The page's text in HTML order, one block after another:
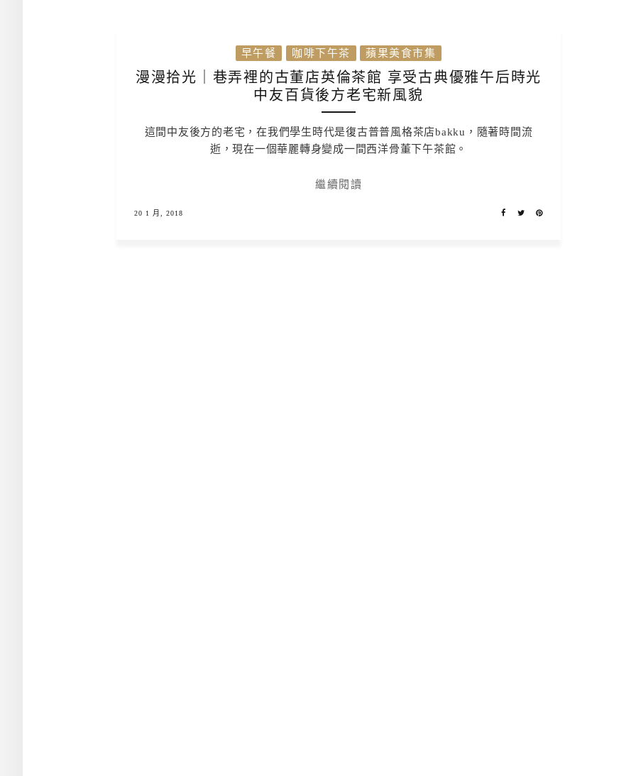
早午餐 咖啡下午茶 蘋果美食市集
漫漫拾光｜巷弄裡的古董店英倫茶館 享受古典優雅午后時光
中友百貨後方老宅新風貌
這間中友後方的老宅，在我們學生時代是復古普普風格茶店bakku，隨著時間流
逝，現在一個華麗轉身變成一間西洋骨董下午茶館。
繼續閱讀
20 1 月, 2018